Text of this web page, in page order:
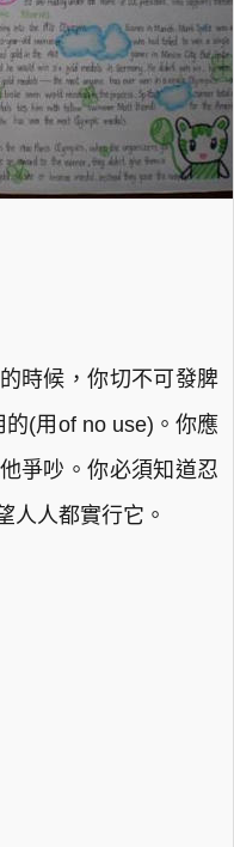
時候，你切不可發脾
(用of no use)。你應
爭吵。你必須知道忍
人人都實行它。